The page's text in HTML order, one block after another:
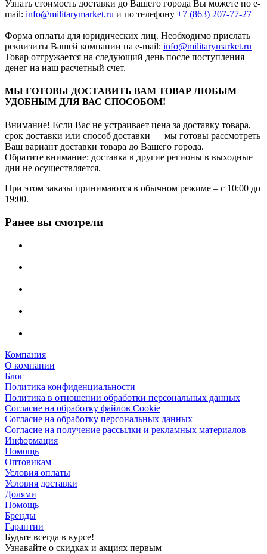
Узнать стоимость доставки до Вашего города Вы можете по e-
mail: info@militarymarket.ru и по телефону +7 (863) 207-77-27
Форма оплаты для юридических лиц. Необходимо прислать
реквизиты Вашей компании на е-mail: info@militarymarket.ru
Товар отгружается на следующий день после поступления
денег на наш расчетный счет.
МЫ ГОТОВЫ ДОСТАВИТЬ ВАМ ТОВАР ЛЮБЫМ
УДОБНЫМ ДЛЯ ВАС СПОСОБОМ!
Внимание! Если Вас не устраивает цена за доставку товара,
срок доставки или способ доставки — мы готовы рассмотреть
Ваш вариант доставки товара до Вашего города.
Обратите внимание: доставка в другие регионы в выходные
дни не осуществляется.
При этом заказы принимаются в обычном режиме – с 10:00 до
19:00.
Ранее вы смотрели
Компания
О компании
Блог
Политика конфиденциальности
Политика в отношении обработки персональных данных
Согласие на обработку файлов Cookie
Согласие на обработку персональных данных
Согласие на получение рассылки и рекламных материалов
Информация
Помощь
Оптовикам
Условия оплаты
Условия доставки
Долями
Помощь
Бренды
Гарантии
Будьте всегда в курсе!
Узнавайте о скидках и акциях первым